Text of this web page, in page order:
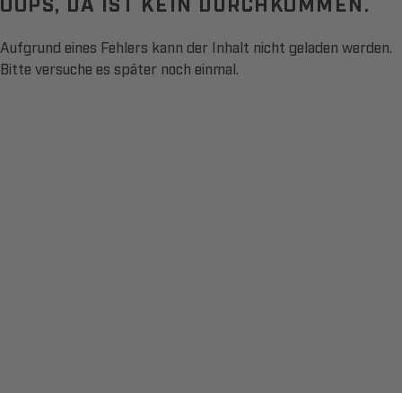
Aufgrund eines Fehlers kann der Inhalt nicht geladen werden.
Bitte versuche es später noch einmal.